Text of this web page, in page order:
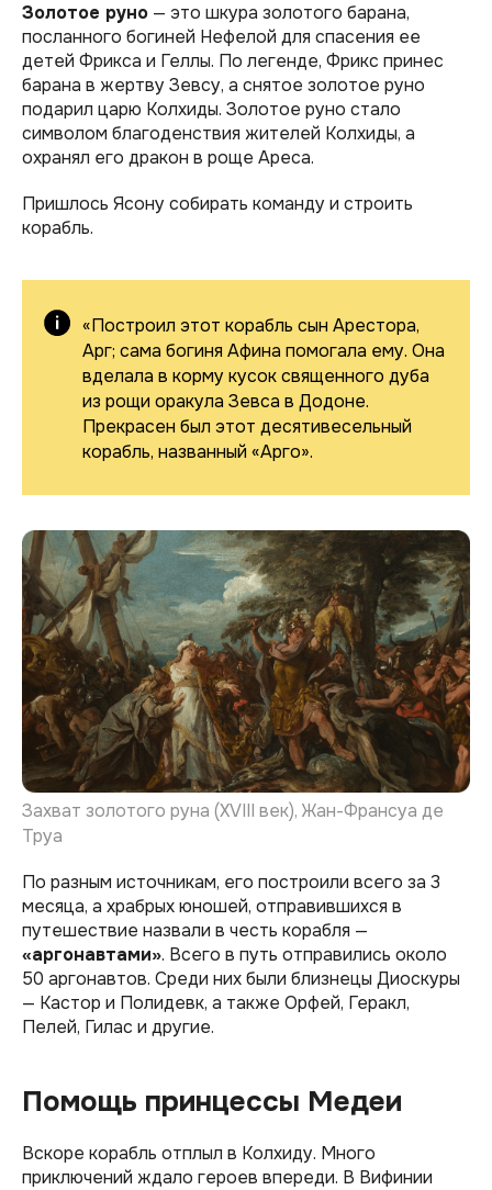
Золотое руно — это шкура золотого барана,
посланного богиней Нефелой для спасения ее
детей Фрикса и Геллы. По легенде, Фрикс принес
барана в жертву Зевсу, а снятое золотое руно
подарил царю Колхиды. Золотое руно стало
символом благоденствия жителей Колхиды, а
охранял его дракон в роще Ареса.
Пришлось Ясону собирать команду и строить
корабль.
«Построил этот корабль сын Арестора,
Арг; сама богиня Афина помогала ему. Она
вделала в корму кусок священного дуба
из рощи оракула Зевса в Додоне.
Прекрасен был этот десятивесельный
корабль, названный «Арго».
Захват золотого руна (XVIII век), Жан-Франсуа де
Труа
По разным источникам, его построили всего за 3
месяца, а храбрых юношей, отправившихся в
путешествие назвали в честь корабля —
«аргонавтами». Всего в путь отправились около
50 аргонавтов. Среди них были близнецы Диоскуры
— Кастор и Полидевк, а также Орфей, Геракл,
Пелей, Гилас и другие.
Помощь принцессы Медеи
Вскоре корабль отплыл в Колхиду. Много
приключений ждало героев впереди. В Вифинии